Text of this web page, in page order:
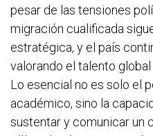
pesar de las tensiones
migración cualificada
estratégica, y el país
valorando el talento
Lo esencial no es solo el
académico, sino la
sustentar y comunicar un